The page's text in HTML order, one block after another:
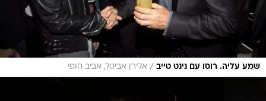
שמע עליה. רוסו עם נינט טייב / אלירן אביטל, אביב חופי